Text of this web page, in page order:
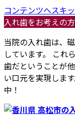
コンテンツへスキ
入れ歯をお考えの
当院の入れ歯は、
しています。 これ
歯だということが
い口元を実現しま
中！